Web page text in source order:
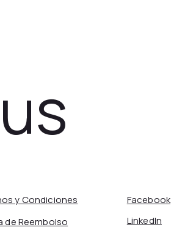
y Condiciones
de Reembolso
Facebook
LinkedIn